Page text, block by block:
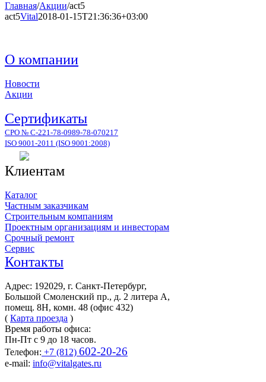
Главная/Акции/act5
act5Vital2018-01-15T21:36:36+03:00
О компании
Новости
Акции
Сертификаты
СРО № С-221-78-0989-78-070217
ISO 9001-2011 (ISO 9001:2008)
Клиентам
Каталог
Частным заказчикам
Строительным компаниям
Проектным организациям и инвесторам
Срочный ремонт
Сервис
Контакты
Адрес: 192029, г. Санкт-Петербург,
Большой Смоленский пр., д. 2 литера А,
помещ. 8Н, комн. 48 (офис 432)
( Карта проезда )
Время работы офиса:
Пн-Пт с 9 до 18 часов.
Телефон: +7 (812) 602-20-26
e-mail: info@vitalgates.ru